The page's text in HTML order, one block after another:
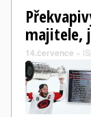
majitele,
14.července »